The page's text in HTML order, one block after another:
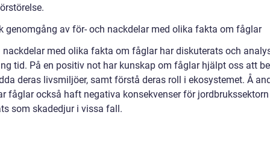
genomgång av för- och nackdelar med olika fakta om fåglar
nackdelar med olika fakta om fåglar har diskuterats och
tid. På en positiv not har kunskap om fåglar hjälpt oss att
deras livsmiljöer, samt förstå deras roll i ekosystemet. Å
fåglar också haft negativa konsekvenser för
som skadedjur i vissa fall.